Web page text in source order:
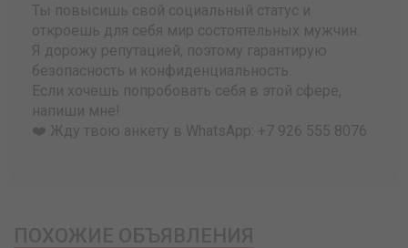
Ты повысишь свой социальный статус и
откроешь для себя мир состоятельных мужчин.
Я дорожу репутацией, поэтому гарантирую
безопасность и конфиденциальность.
Если хочешь попробовать себя в этой сфере,
напиши мне!
❤️ Жду твою анкету в WhatsApp: +7 926 555 8076